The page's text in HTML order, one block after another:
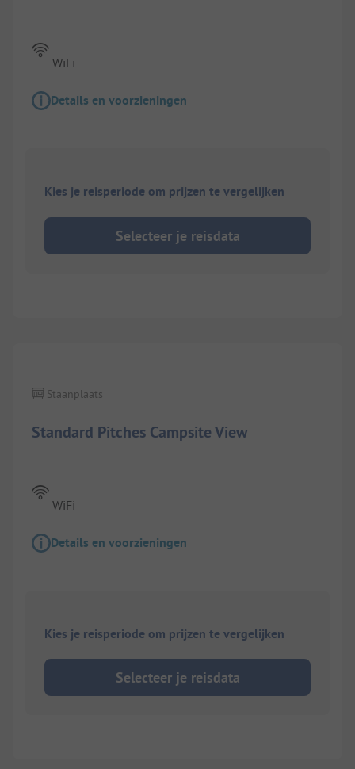
WiFi
Details en voorzieningen
Kies je reisperiode om prijzen te vergelijken
Selecteer je reisdata
Standard Pitches Campsite View
Staanplaats
WiFi
Details en voorzieningen
Kies je reisperiode om prijzen te vergelijken
Selecteer je reisdata